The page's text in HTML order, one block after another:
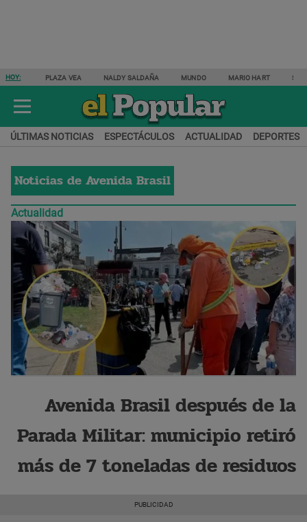
HOY: PLAZA VEA NALDY SALDAÑA MUNDO MARIO HART
ÚLTIMAS NOTICIAS ESPECTÁCULOS ACTUALIDAD DEPORTES
Noticias de Avenida Brasil
Actualidad
Avenida Brasil después de la
Parada Militar: municipio retiró
más de 7 toneladas de residuos